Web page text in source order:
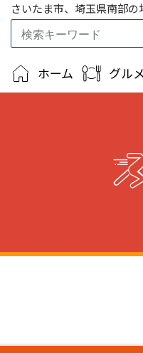
さいたま市、埼玉県南部の
ホーム グル